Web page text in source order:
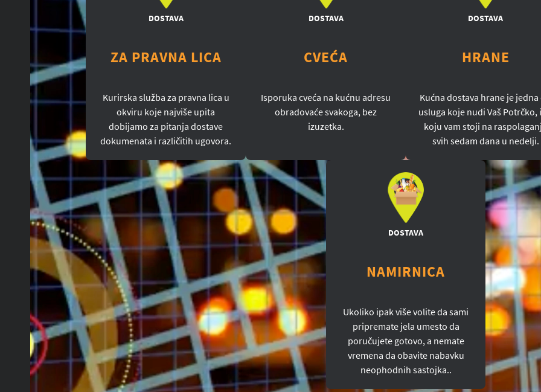
DOSTAVA
ZA PRAVNA LICA
Kurirska služba za pravna lica u
okviru koje najviše upita
dobijamo za pitanja dostave
dokumenata i različitih ugovora.
DOSTAVA
CVEĆA
Isporuka cveća na kućnu adresu
obradovaće svakoga, bez
izuzetka.
DOSTAVA
HRANE
Kućna dostava hrane je
usluga koje nudi Vaš Potrčko,
koju vam stoji na
svih sedam dana u nedelji.
DOSTAVA
NAMIRNICA
Ukoliko ipak više volite da sami
pripremate jela umesto da
poručujete gotovo, a nemate
vremena da obavite nabavku
neophodnih sastojka..